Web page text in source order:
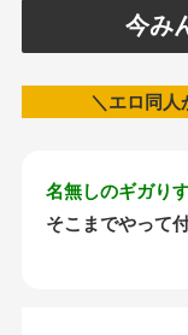
今み
＼エロ同人
名無しのギガり
そこまでやって